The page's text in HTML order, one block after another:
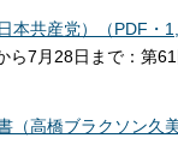
本共産党）（PDF・
ら7月28日まで：第
（高橋ブラクソン久